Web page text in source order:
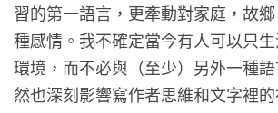
習的第一語言，更牽動對家庭，故
種感情。我不確定當今有人可以只
環境，而不必與（至少）另外一種
然也深刻影響寫作者思維和文字裡的